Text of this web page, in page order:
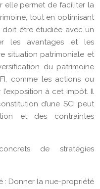
elle permet de faciliter la
tout en optimisant
doit être étudiée avec un
les avantages et les
situation patrimoniale et
du patrimoine
comme les actions ou
l’exposition à cet impôt. Il
d’une SCI peut
et des contraintes
de stratégies
: Donner la nue-propriété